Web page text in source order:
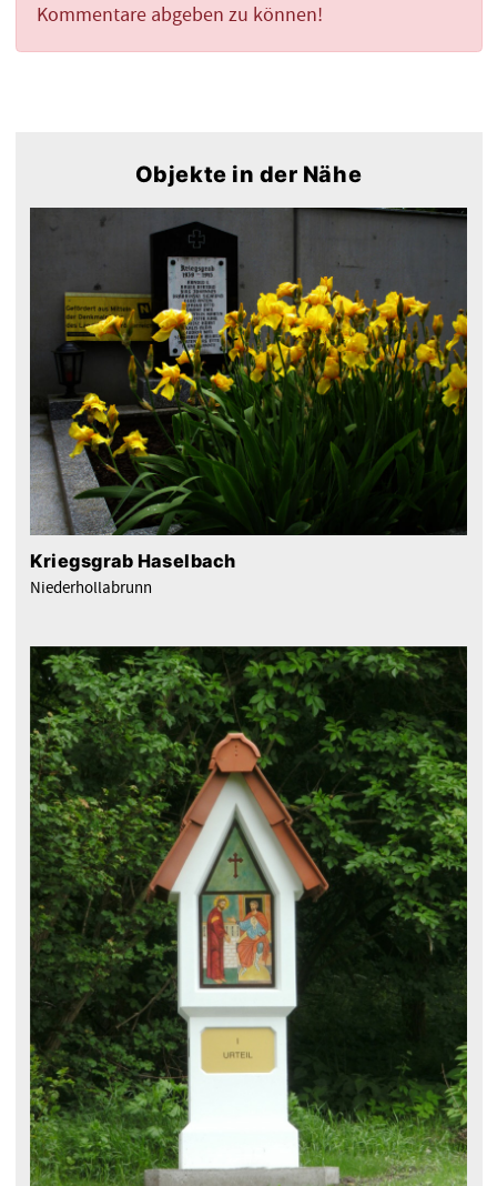
Kommentare abgeben zu können!
Objekte in der Nähe
Kriegsgrab Haselbach
Niederhollabrunn